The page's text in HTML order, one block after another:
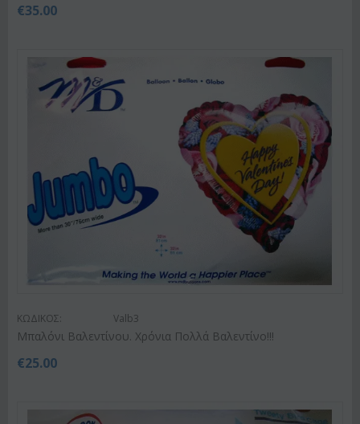
€35.00
ΚΩΔΙΚΟΣ: Valb3
Μπαλόνι Βαλεντίνου. Χρόνια Πολλά Βαλεντίνο!!!
€25.00